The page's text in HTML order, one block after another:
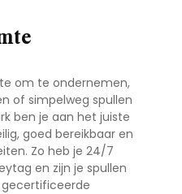
om te ondernemen,
of simpelweg spullen
ben je aan het juiste
goed bereikbaar en
Zo heb je 24/7
en zijn je spullen